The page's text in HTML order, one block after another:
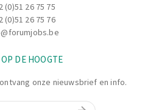
(0)51 26 75 75
(0)51 26 75 76
DE HOOGTE
onze nieuwsbrief en info.